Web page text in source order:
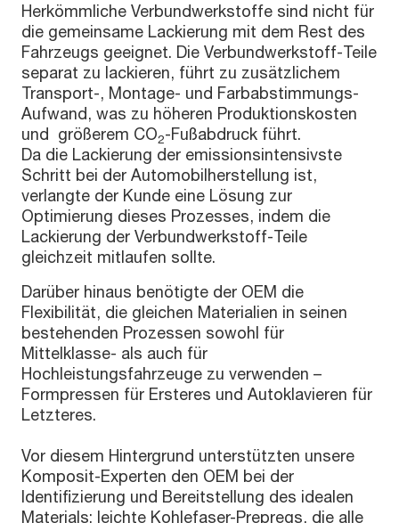
Herkömmliche Verbundwerkstoffe sind nicht für
die gemeinsame Lackierung mit dem Rest des
Fahrzeugs geeignet. Die Verbundwerkstoff-Teile
separat zu lackieren, führt zu zusätzlichem
Transport-, Montage- und Farbabstimmungs-
Aufwand, was zu höheren Produktionskosten
und größerem CO2-Fußabdruck führt.
Da die Lackierung der emissionsintensivste
Schritt bei der Automobilherstellung ist,
verlangte der Kunde eine Lösung zur
Optimierung dieses Prozesses, indem die
Lackierung der Verbundwerkstoff-Teile
gleichzeit mitlaufen sollte.
Darüber hinaus benötigte der OEM die
Flexibilität, die gleichen Materialien in seinen
bestehenden Prozessen sowohl für
Mittelklasse- als auch für
Hochleistungsfahrzeuge zu verwenden –
Formpressen für Ersteres und Autoklavieren für
Letzteres.
Vor diesem Hintergrund unterstützten unsere
Komposit-Experten den OEM bei der
Identifizierung und Bereitstellung des idealen
Materials: leichte Kohlefaser-Prepregs, die alle